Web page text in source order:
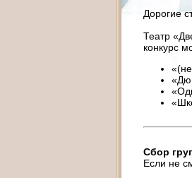
Дорогие
Театр
конкурс
Сбор
Если не